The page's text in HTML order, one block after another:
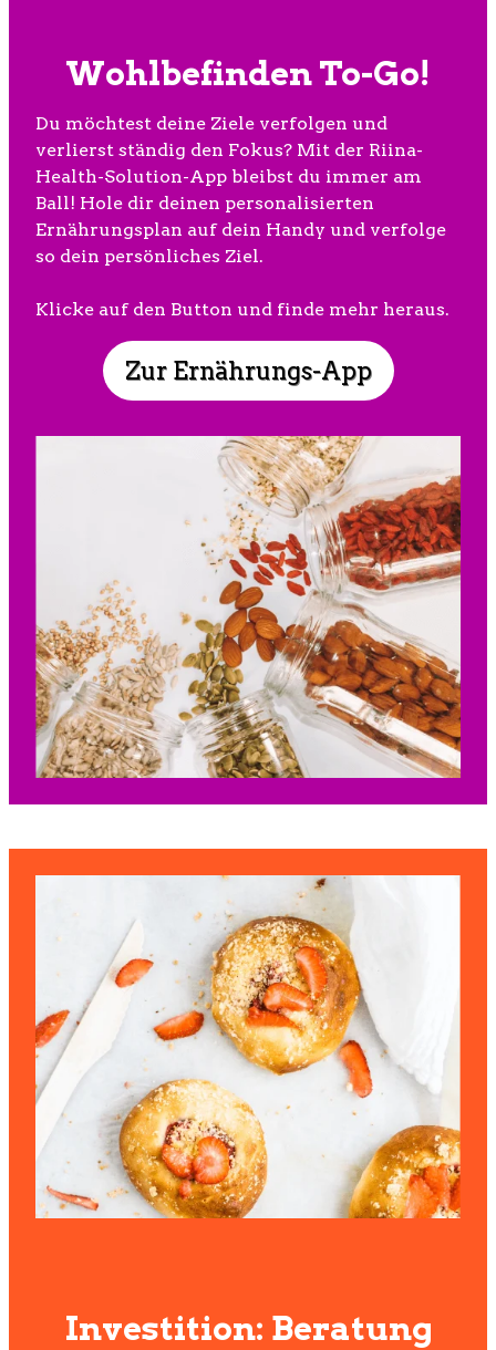
Wohlbefinden To-Go!
Du möchtest deine Ziele verfolgen und
verlierst ständig den Fokus? Mit der Riina-
Health-Solution-App bleibst du immer am
Ball! Hole dir deinen personalisierten
Ernährungsplan auf dein Handy und verfolge
so dein persönliches Ziel.
Klicke auf den Button und finde mehr heraus.
Zur Ernährungs-App
Investition: Beratung